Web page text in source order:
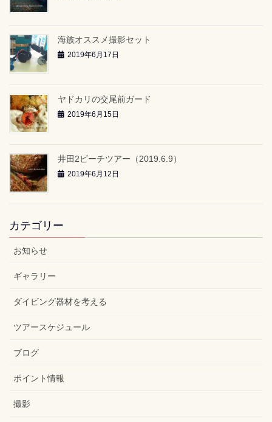
海族オススメ撮影セット
2019年6月17日
ヤドカリの交尾前ガード
2019年6月15日
井田2ビーチツアー（2019.6.9）
2019年6月12日
カテゴリー
お知らせ
ギャラリー
ダイビング器材を考える
ツアースケジュール
ブログ
ポイント情報
撮影